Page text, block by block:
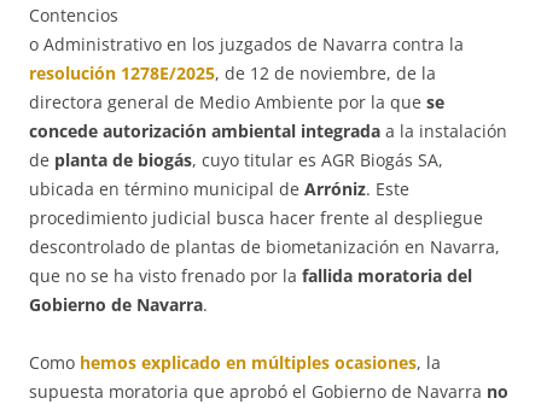
Contencios
o Administrativo en los juzgados de Navarra contra la
resolución 1278E/2025, de 12 de noviembre, de la
directora general de Medio Ambiente por la que se
concede autorización ambiental integrada a la instalación
de planta de biogás, cuyo titular es AGR Biogás SA,
ubicada en término municipal de Arróniz. Este
procedimiento judicial busca hacer frente al despliegue
descontrolado de plantas de biometanización en Navarra,
que no se ha visto frenado por la fallida moratoria del
Gobierno de Navarra.
Como hemos explicado en múltiples ocasiones, la
supuesta moratoria que aprobó el Gobierno de Navarra no